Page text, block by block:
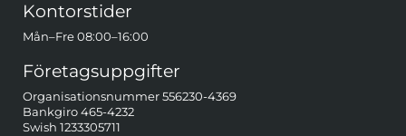
Kontorstider
Mån–Fre 08:00–16:00
Företagsuppgifter
Organisationsnummer 556230-4369
Bankgiro 465-4232
Swish 1233305711